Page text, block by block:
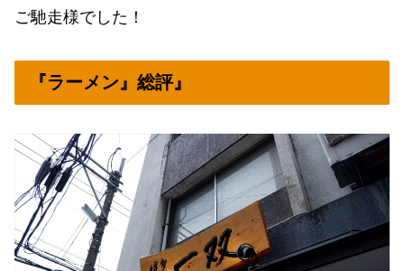
ご馳走様でした！
『ラーメン』総評』